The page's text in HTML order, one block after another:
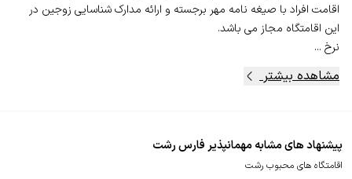
اقامت افراد با صیغه نامه مهر برجسته و ارائه مدارک شناسایی زوجین در
نرخ ...
مشاهده بیشتر
پیشنهاد های مشابه مهمانپذیر فارس رشت
اقامتگاه های محبوب رشت